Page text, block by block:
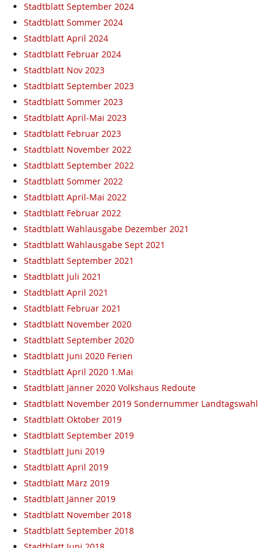
Stadtblatt September 2024
Stadtblatt Sommer 2024
Stadtblatt April 2024
Stadtblatt Februar 2024
Stadtblatt Nov 2023
Stadtblatt September 2023
Stadtblatt Sommer 2023
Stadtblatt April-Mai 2023
Stadtblatt Februar 2023
Stadtblatt November 2022
Stadtblatt September 2022
Stadtblatt Sommer 2022
Stadtblatt April-Mai 2022
Stadtblatt Februar 2022
Stadtblatt Wahlausgabe Dezember 2021
Stadtblatt Wahlausgabe Sept 2021
Stadtblatt September 2021
Stadtblatt Juli 2021
Stadtblatt April 2021
Stadtblatt Februar 2021
Stadtblatt November 2020
Stadtblatt September 2020
Stadtblatt Juni 2020 Ferien
Stadtblatt April 2020 1.Mai
Stadtblatt Jänner 2020 Volkshaus Redoute
Stadtblatt November 2019 Sondernummer Landtagswahl
Stadtblatt Oktober 2019
Stadtblatt September 2019
Stadtblatt Juni 2019
Stadtblatt April 2019
Stadtblatt März 2019
Stadtblatt Jänner 2019
Stadtblatt November 2018
Stadtblatt September 2018